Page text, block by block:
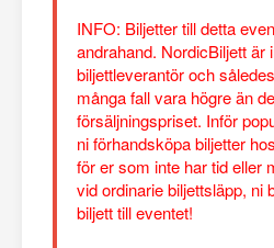
INFO: Biljetter till detta
andrahand. NordicBiljett är
biljettleverantör och
många fall vara högre än
försäljningspriset. Inför
ni förhandsköpa biljetter
för er som inte har tid eller
vid ordinarie biljettsläpp, ni
biljett till eventet!